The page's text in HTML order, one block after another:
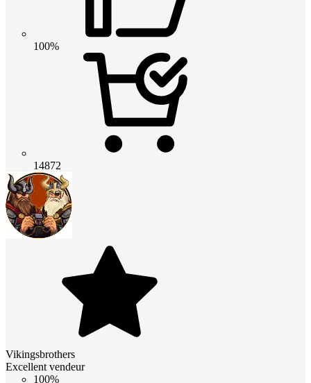
100%
14872
Vikingsbrothers
Excellent vendeur
100%